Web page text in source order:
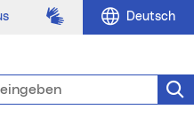
Gebärdensprache
Deutsch